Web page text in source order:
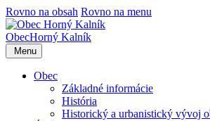
Rovno na obsah Rovno na menu
ObecHorný Kalník
Menu
Obec
Základné informácie
História
Historický a urbanistický vývoj